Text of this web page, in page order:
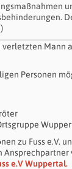
verletzten Mann
Personen
zu Fuss e.V.
Ansprechpartner
e.V Wuppertal.